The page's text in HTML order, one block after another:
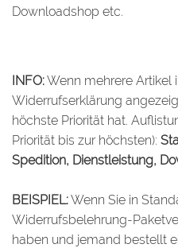
Downloadshop etc.
INFO:Wenn mehrere Artikel
Widerrufserklärung
höchste Priorität hat.
Priorität bis zur höchsten):
Spedition, Dienstleistung,
BEISPIEL:Wenn Sie in
Widerrufsbelehrung-
haben und jemand bestellt